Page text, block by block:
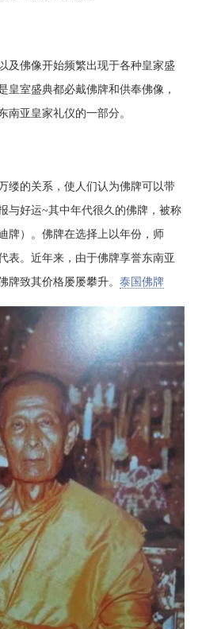
及佛像开始频繁出现于各种皇家盛
皇室盛典都必戴佛牌和供奉佛像，
南亚皇家礼仪的一部分。
缕的关系，使人们认为佛牌可以带
与好运~其中年代很久的佛牌，被称
牌）。佛牌在选择上以年份，师
表。近年来，由于佛牌享誉东南亚
牌致其价格屡屡攀升。泰国佛牌